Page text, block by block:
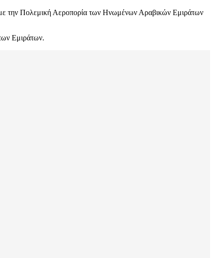
την Πολεμική Αεροπορία των Ηνωμένων Αραβικών Εμιράτων
Εμιράτων.